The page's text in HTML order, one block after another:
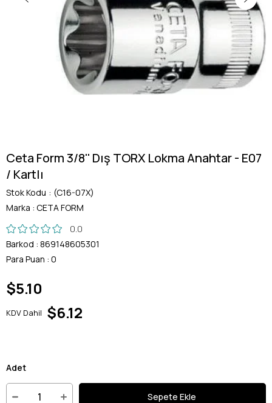
Ceta Form 3/8'' Dış TORX Lokma Anahtar - E07
/ Kartlı
Stok Kodu
(C16-07X)
Marka : CETA FORM
0.0
Barkod : 869148605301
Para Puan : 0
$5.10
KDV Dahil $6.12
Adet